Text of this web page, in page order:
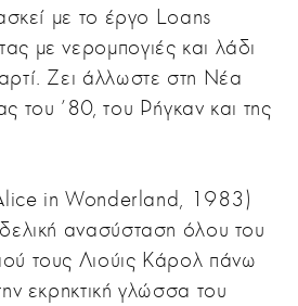
ασκεί με το έργο Loans
με νερομπογιές και λάδι
Ζει άλλωστε στη Νέα
του ’80, του Ρήγκαν και της
in Wonderland, 1983)
ανασύσταση όλου του
τους Λιούις Κάρολ πάνω
εκρηκτική γλώσσα του